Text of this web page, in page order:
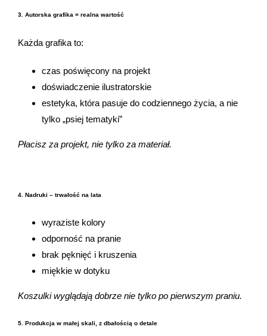
3. Autorska grafika = realna wartość
Każda grafika to:
czas poświęcony na projekt
doświadczenie ilustratorskie
estetyka, która pasuje do codziennego życia, a nie
tylko „psiej tematyki”
Płacisz za projekt, nie tylko za materiał.
4. Nadruki – trwałość na lata
wyraziste kolory
odporność na pranie
brak pęknięć i kruszenia
miękkie w dotyku
Koszulki wyglądają dobrze nie tylko po pierwszym praniu.
5. Produkcja w małej skali, z dbałością o detale